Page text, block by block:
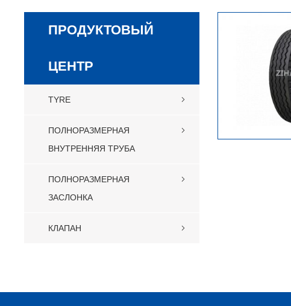
ПРОДУКТОВЫЙ
ЦЕНТР
TYRE
ПОЛНОРАЗМЕРНАЯ
ВНУТРЕННЯЯ ТРУБА
ПОЛНОРАЗМЕРНАЯ
ЗАСЛОНКА
КЛАПАН